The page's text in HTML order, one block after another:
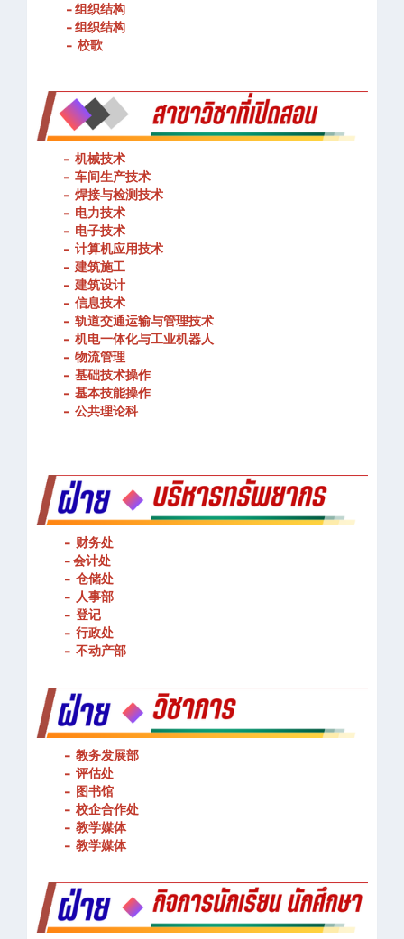
- 组织结构
- 组织结构
- 校歌
- 机械技术
- 车间生产技术
- 焊接与检测技术
- 电力技术
- 电子技术
- 计算机应用技术
-建筑施工
-建筑设计
- 信息技术
- 轨道交通运输与管理技术
- 机电一体化与工业机器人
- 物流管理
- 基础技术操作
- 基本技能操作
- 公共理论科
- 财务处
-会计处
- 仓储处
- 人事部
- 登记
- 行政处
- 不动产部
- 教务发展部
- 评估处
- 图书馆
- 校企合作处
- 教学媒体
- 教学媒体